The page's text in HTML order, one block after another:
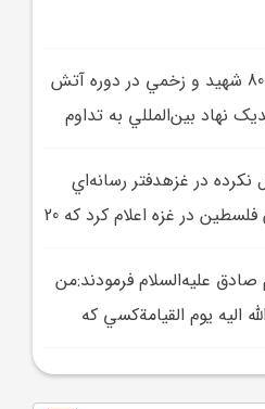
برجاي ماندن بيش از 800 شهيد و زخمي در دوره آتش
عمل نکرده در غزهدفتر رسانه‌اي
در غزه اعلام کرد که 20
عليه‌السلام فرمودند:من
اليه يوم ‌القيامةکسي که